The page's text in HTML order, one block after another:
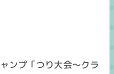
ンプ「つり大会～クラ